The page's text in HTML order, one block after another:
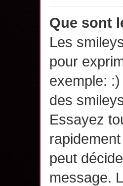
Que sont
Les
pour
exemple:
des
Essayez
peut
message.